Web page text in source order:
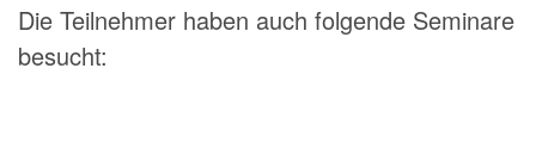
Die Teilnehmer haben auch folgende Seminare
besucht: